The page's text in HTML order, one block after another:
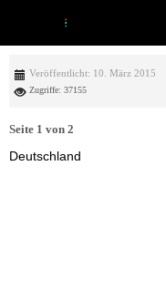
Veröffentlicht: 10. März 2015
Zugriffe: 37155
Seite 1 von 2
Deutschland